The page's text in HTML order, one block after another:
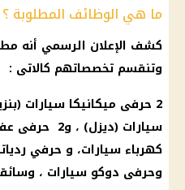
ما هي الوظائف المطلوبة ؟
وتنقسم تخصصاتهم كالاتى :
2 حرفى ميكانيكا سيارات
كهرباء سيارات، و حرفي
وحرفى دوكو سيارات ،